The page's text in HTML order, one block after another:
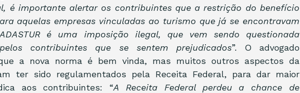
é importante alertar os contribuintes que a restrição do benefício
aquelas empresas vinculadas ao turismo que já se encontravam
é uma imposição ilegal, que vem sendo questionada
contribuintes que se sentem prejudicados”. O advogado
a nova norma é bem vinda, mas muitos outros aspectos da
ter sido regulamentados pela Receita Federal, para dar maior
aos contribuintes: “A Receita Federal perdeu a chance de